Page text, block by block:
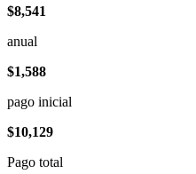
$8,541
anual
$1,588
pago inicial
$10,129
Pago total